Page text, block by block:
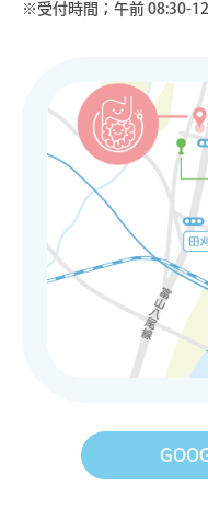
※受付時間；午前 08:30-